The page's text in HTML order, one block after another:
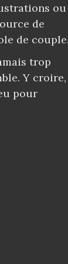
ou
de
de couple.
trop
Y croire,
pour